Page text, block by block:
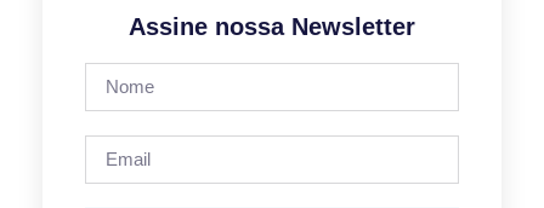
Assine nossa Newsletter